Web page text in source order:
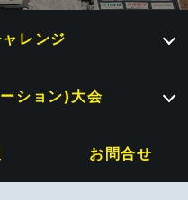
レンジ
ション)大会
お問合せ